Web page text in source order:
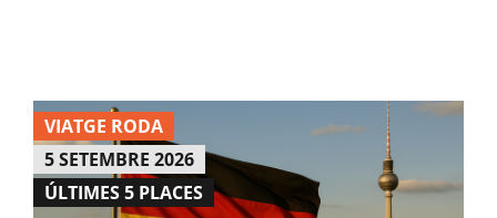
VIATGE RODA
ÚLTIMES 5 PLACES
5 SETEMBRE 2026